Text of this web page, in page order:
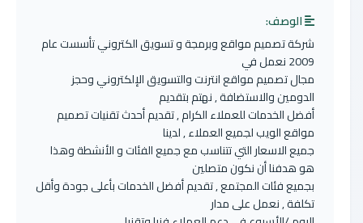
الوصف:
شركة تصميم مواقع وبرمجة و تسويق الكتروني تأسست عام
2009 نعمل في
مجال تصميم مواقع انترنت والتسويق الإلكتروني وحجز
الدومين والاستضافة , نهتم بتقديم
أفضل الخدمات للعملاء الكرام , تقديم أحدث تقنيات تصميم
مواقع الويب لجميع العملاء , لدينا
جميع الاسعار التي تتناسب مع جميع الفئات و الأنشطة وهذا
هو هدفنا أن نكون متصلين
بجميع فئات المجتمع , تقديم أفضل الخدمات بأعلى جودة وأقل
تكلفة , نعمل على مدار